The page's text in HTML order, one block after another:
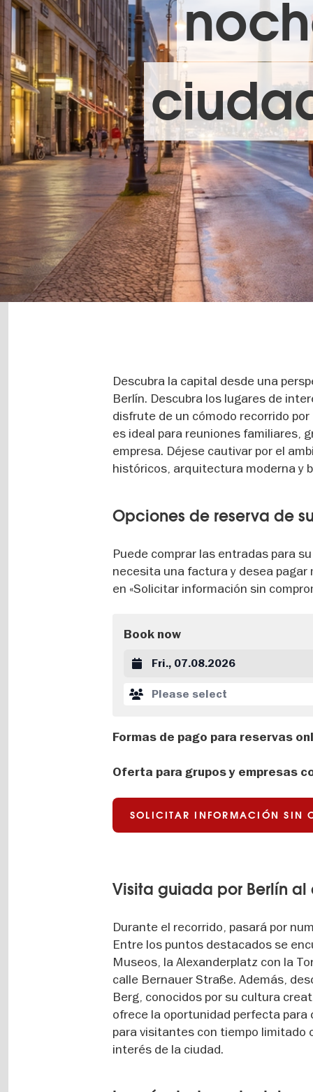
Descubra la capital desde una
Berlín. Descubra los lugares de
disfrute de un cómodo recorrido
es ideal para reuniones familiares,
empresa. Déjese cautivar por el
históricos, arquitectura moderna y
Opciones de reserva de
Puede comprar las entradas para
necesita una factura y desea
en «Solicitar información sin
Book now
Datum auswählen
Please select
Formas de pago para reservas
Oferta para grupos y empresas
SOLICITAR INFORMACIÓN SIN
Visita guiada por Berlín
Durante el recorrido, pasará por
Entre los puntos destacados se
Museos, la Alexanderplatz con la
calle Bernauer Straße. Además,
Berg, conocidos por su cultura
ofrece la oportunidad perfecta
para visitantes con tiempo limitado
interés de la ciudad.